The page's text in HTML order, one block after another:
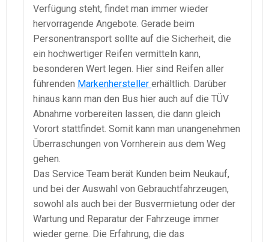
Verfügung steht, findet man immer wieder
hervorragende Angebote. Gerade beim
Personentransport sollte auf die Sicherheit, die
ein hochwertiger Reifen vermitteln kann,
besonderen Wert legen. Hier sind Reifen aller
führenden Markenhersteller erhältlich. Darüber
hinaus kann man den Bus hier auch auf die TÜV
Abnahme vorbereiten lassen, die dann gleich
Vorort stattfindet. Somit kann man unangenehmen
Überraschungen von Vornherein aus dem Weg
gehen.
Das Service Team berät Kunden beim Neukauf,
und bei der Auswahl von Gebrauchtfahrzeugen,
sowohl als auch bei der Busvermietung oder der
Wartung und Reparatur der Fahrzeuge immer
wieder gerne. Die Erfahrung, die das